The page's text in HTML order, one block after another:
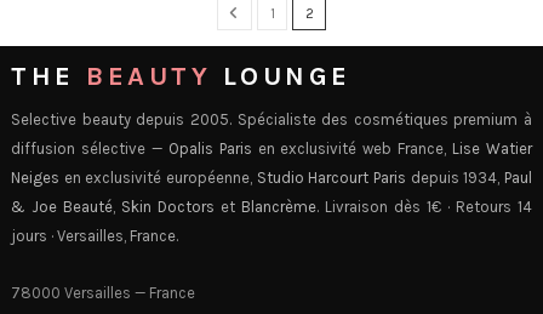
1 2
THE BEAUTY LOUNGE
Selective beauty depuis 2005. Spécialiste des cosmétiques premium à
diffusion sélective — Opalis Paris en exclusivité web France, Lise Watier
Neiges en exclusivité européenne, Studio Harcourt Paris depuis 1934, Paul
& Joe Beauté, Skin Doctors et Blancrème. Livraison dès 1€ · Retours 14
jours · Versailles, France.
78000 Versailles — France